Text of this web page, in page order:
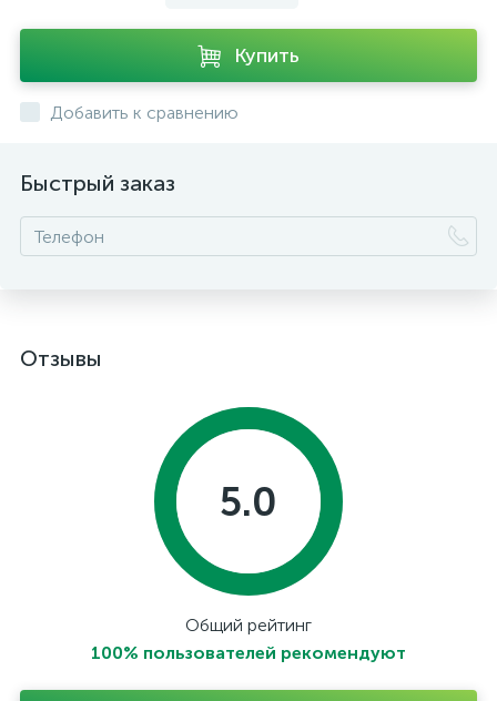
Купить
Добавить к сравнению
Быстрый заказ
Отзывы
5.0
Общий рейтинг
100% пользователей рекомендуют